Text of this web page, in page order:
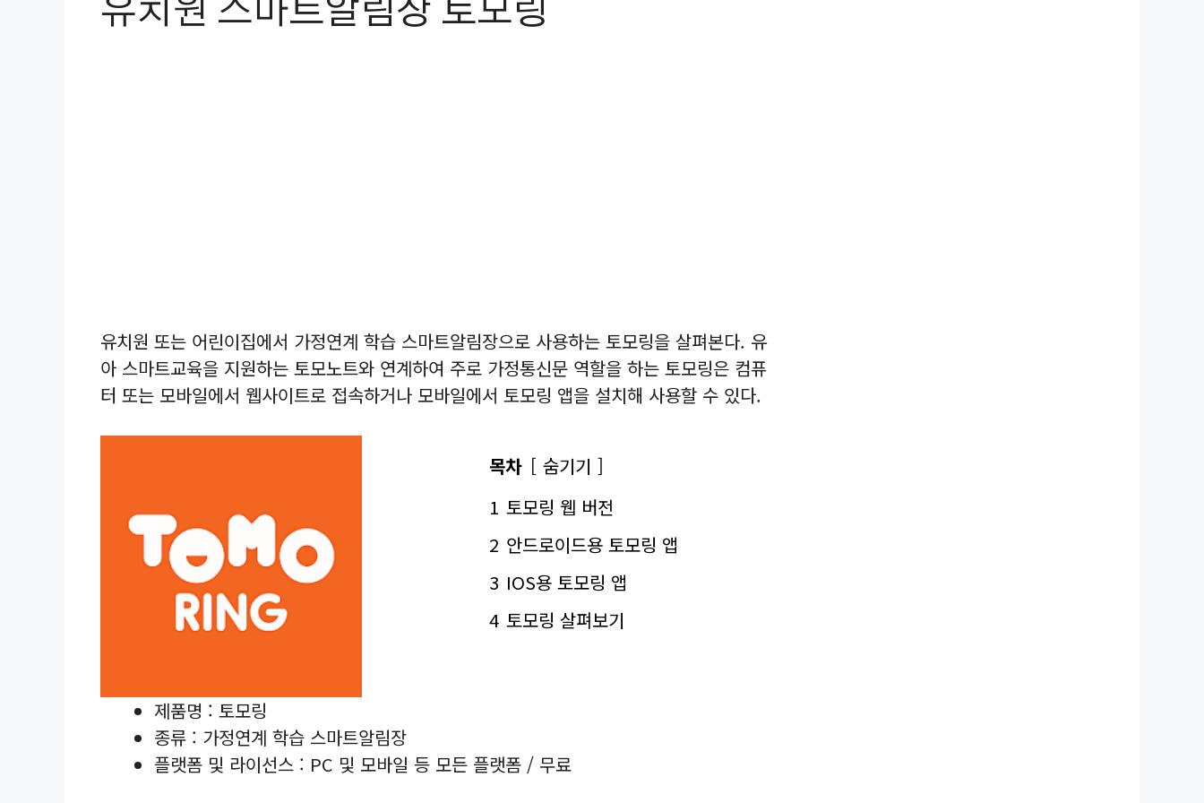
유치원 스마트알림장 토모링
유치원 또는 어린이집에서 가정연계 학습 스마트알림장으로 사용하는 토모링을 살펴본다. 유
아 스마트교육을 지원하는 토모노트와 연계하여 주로 가정통신문 역할을 하는 토모링은 컴퓨
터 또는 모바일에서 웹사이트로 접속하거나 모바일에서 토모링 앱을 설치해 사용할 수 있다.
목차
숨기기
1 토모링 웹 버전
2 안드로이드용 토모링 앱
3 IOS용 토모링 앱
4 토모링 살펴보기
제품명 : 토모링
종류 : 가정연계 학습 스마트알림장
플랫폼 및 라이선스 : PC 및 모바일 등 모든 플랫폼 / 무료